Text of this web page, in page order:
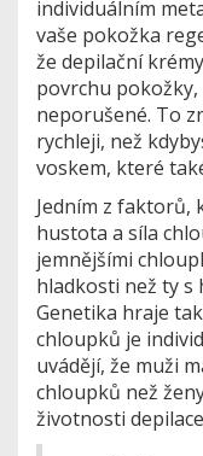
individuálním
vaše pokožka
že depilační
povrchu
neporušené. To
rychleji, než
voskem, které
Jedním z faktorů,
hustota a síla
jemnějšími
hladkosti než ty s
Genetika hraje
chloupků je
uvádějí, že muži
chloupků než
životnosti